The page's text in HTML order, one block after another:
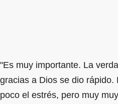
"Es muy importante. La
gracias a Dios se dio rápido.
poco el estrés, pero muy